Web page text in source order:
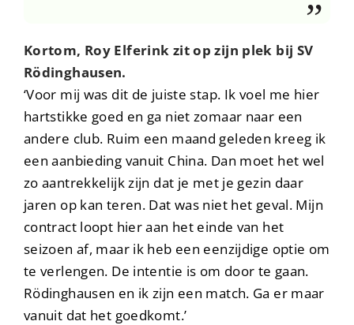
Kortom, Roy Elferink zit op zijn plek bij SV
Rödinghausen.
‘Voor mij was dit de juiste stap. Ik voel me hier
hartstikke goed en ga niet zomaar naar een
andere club. Ruim een maand geleden kreeg ik
een aanbieding vanuit China. Dan moet het wel
zo aantrekkelijk zijn dat je met je gezin daar
jaren op kan teren. Dat was niet het geval. Mijn
contract loopt hier aan het einde van het
seizoen af, maar ik heb een eenzijdige optie om
te verlengen. De intentie is om door te gaan.
Rödinghausen en ik zijn een match. Ga er maar
vanuit dat het goedkomt.’